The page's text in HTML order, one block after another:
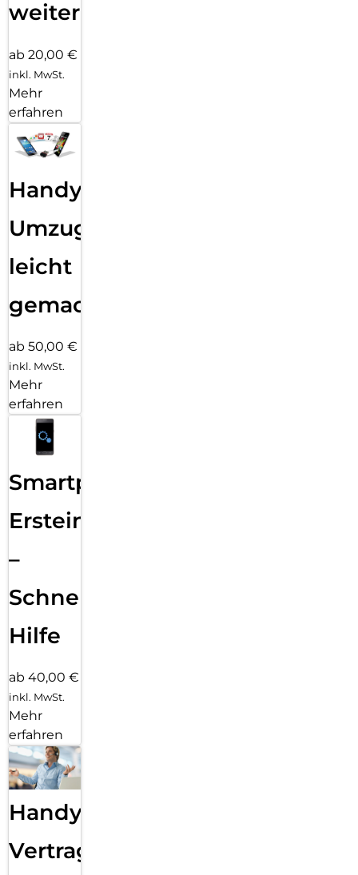
weiter
ab 20,00 €
inkl. MwSt.
Mehr
erfahren
Handy
Umzug
leicht
gemacht!
ab 50,00 €
inkl. MwSt.
Mehr
erfahren
Smartphone
Ersteinrichtung
–
Schnelle
Hilfe
ab 40,00 €
inkl. MwSt.
Mehr
erfahren
Handy
Vertragsabwicklung